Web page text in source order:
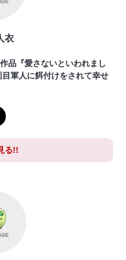
衣
品『愛さないといわれまし
軍人に餌付けをされて幸せ
る!!